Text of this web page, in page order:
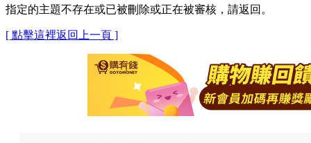
指定的主題不存在或已被刪除或正在被審核，請返回。
[ 點擊這裡返回上一頁 ]